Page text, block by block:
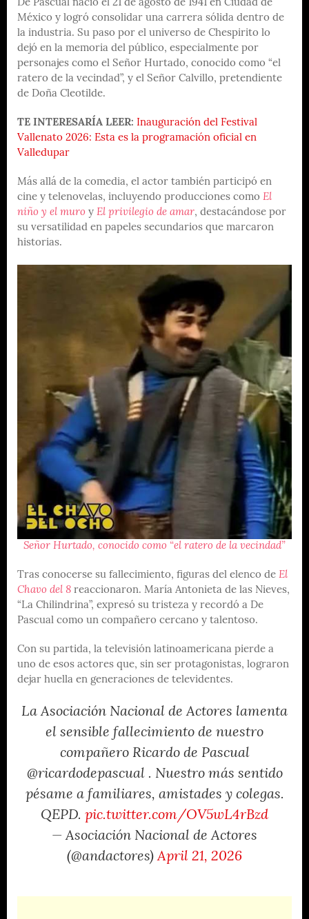
De Pascual nació el 21 de agosto de 1941 en Ciudad de
México y logró consolidar una carrera sólida dentro de
la industria. Su paso por el universo de Chespirito lo
dejó en la memoria del público, especialmente por
personajes como el Señor Hurtado, conocido como “el
ratero de la vecindad”, y el Señor Calvillo, pretendiente
de Doña Cleotilde.
TE INTERESARÍA LEER: Inauguración del Festival
Vallenato 2026: Esta es la programación oficial en
Valledupar
Más allá de la comedia, el actor también participó en
cine y telenovelas, incluyendo producciones como El
niño y el muro y El privilegio de amar, destacándose por
su versatilidad en papeles secundarios que marcaron
historias.
Señor Hurtado, conocido como “el ratero de la vecindad”
Tras conocerse su fallecimiento, figuras del elenco de El
Chavo del 8 reaccionaron. María Antonieta de las Nieves,
“La Chilindrina”, expresó su tristeza y recordó a De
Pascual como un compañero cercano y talentoso.
Con su partida, la televisión latinoamericana pierde a
uno de esos actores que, sin ser protagonistas, lograron
dejar huella en generaciones de televidentes.
La Asociación Nacional de Actores lamenta
el sensible fallecimiento de nuestro
compañero Ricardo de Pascual
@ricardodepascual . Nuestro más sentido
pésame a familiares, amistades y colegas.
QEPD. pic.twitter.com/OV5wL4rBzd
— Asociación Nacional de Actores
(@andactores)April 21, 2026